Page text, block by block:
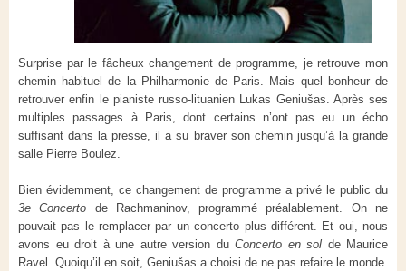
Surprise par le fâcheux changement de programme, je retrouve mon
chemin habituel de la Philharmonie de Paris. Mais quel bonheur de
retrouver enfin le pianiste russo-lituanien Lukas Geniušas. Après ses
multiples passages à Paris, dont certains n’ont pas eu un écho
suffisant dans la presse, il a su braver son chemin jusqu’à la grande
salle Pierre Boulez.
Bien évidemment, ce changement de programme a privé le public du
3e Concerto de Rachmaninov, programmé préalablement. On ne
pouvait pas le remplacer par un concerto plus différent. Et oui, nous
avons eu droit à une autre version du Concerto en sol de Maurice
Ravel. Quoiqu’il en soit, Geniušas a choisi de ne pas refaire le monde.